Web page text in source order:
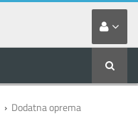
› Dodatna oprema